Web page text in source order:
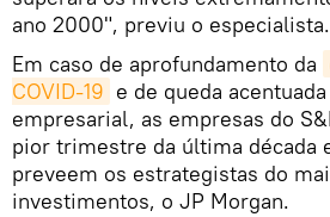
ano 2000", previu o especialista.
Em caso de aprofundamento da
COVID-19 e de queda
empresarial, as empresas do
pior trimestre da última década
preveem os estrategistas do
investimentos, o JP Morgan.